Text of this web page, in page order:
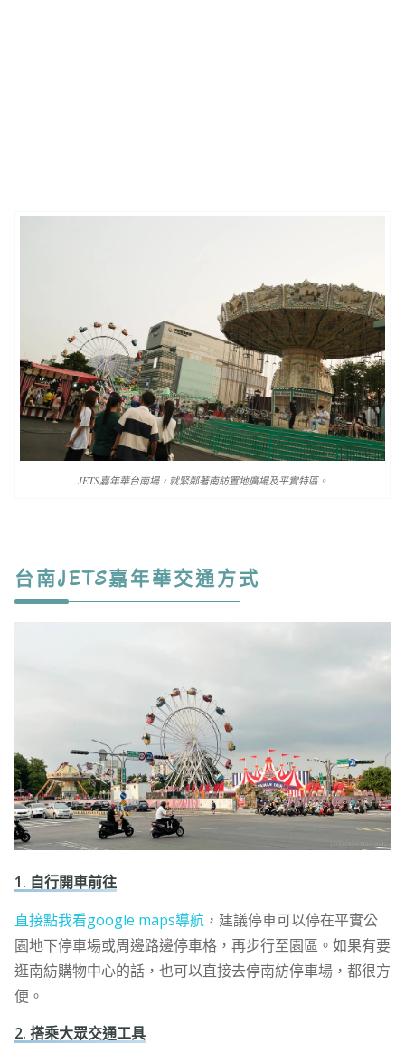
JETS嘉年華台南場，就緊鄰著南紡置地廣場及平實特區。
台南JETS嘉年華交通方式
1. 自行開車前往
直接點我看google maps導航，建議停車可以停在平實公
園地下停車場或周邊路邊停車格，再步行至園區。如果有要
逛南紡購物中心的話，也可以直接去停南紡停車場，都很方
便。
2. 搭乘大眾交通工具